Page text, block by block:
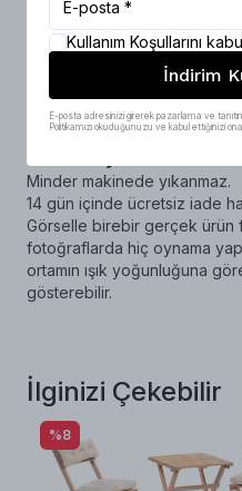
Ürün Ölçüleri
En: 55 cm
32 dns sünger
Minder 5 cm kalınlığındadır.
Minder makinede yıkanmaz.
14 gün içinde ücretsiz iade
Görselle birebir gerçek ürün
fotoğraflarda hiç oynama
ortamın ışık yoğunluğuna
gösterebilir.
İlginizi Çekebilir
%8
Kullanım Koşullarını
İndirim
E-posta adresinizi girerek pazarlama ve
Politikamızı okuduğunuzu ve kabul ettiğinizi